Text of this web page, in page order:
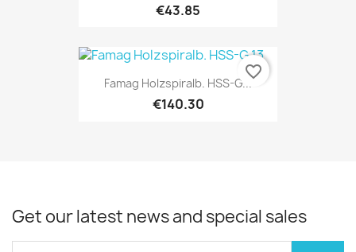
€43.85
Famag Holzspiralb. HSS-G...
€140.30
favorite_border
Get our latest news and special sales